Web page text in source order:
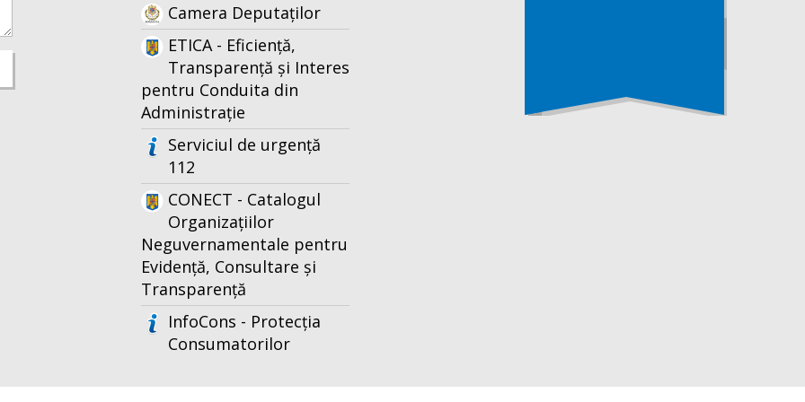
Camera Deputaților
ETICA - Eficiență,
Transparență și Interes
pentru Conduita din
Administrație
Serviciul de urgență
112
CONECT - Catalogul
Organizațiilor
Neguvernamentale pentru
Evidență, Consultare și
Transparență
InfoCons - Protecția
Consumatorilor